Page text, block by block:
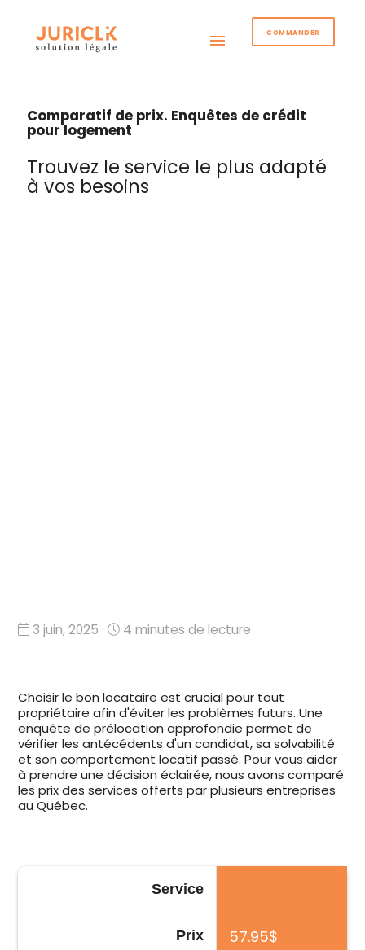
menu COMMANDER
Comparatif de prix. Enquêtes de crédit
pour logement
Trouvez le service le plus adapté
à vos besoins
3 juin, 2025 · 4 minutes de lecture
Choisir le bon locataire est crucial pour tout
propriétaire afin d'éviter les problèmes futurs. Une
enquête de prélocation approfondie permet de
vérifier les antécédents d'un candidat, sa solvabilité
et son comportement locatif passé. Pour vous aider
à prendre une décision éclairée, nous avons comparé
les prix des services offerts par plusieurs entreprises
au Québec.
Service
Prix 57.95$